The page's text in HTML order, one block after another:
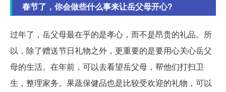
春节了，你会做些什么事来让岳父母开心?
过年了，岳父母最在乎的是孝心，而不是昂贵的礼品。所
以，除了赠送节日礼物之外，更重要的是要用心关心岳父
母的生活。在年前，可以去看望岳父母，帮他们打扫卫
生，整理家务。果蔬保健品也是比较受欢迎的礼物，可以